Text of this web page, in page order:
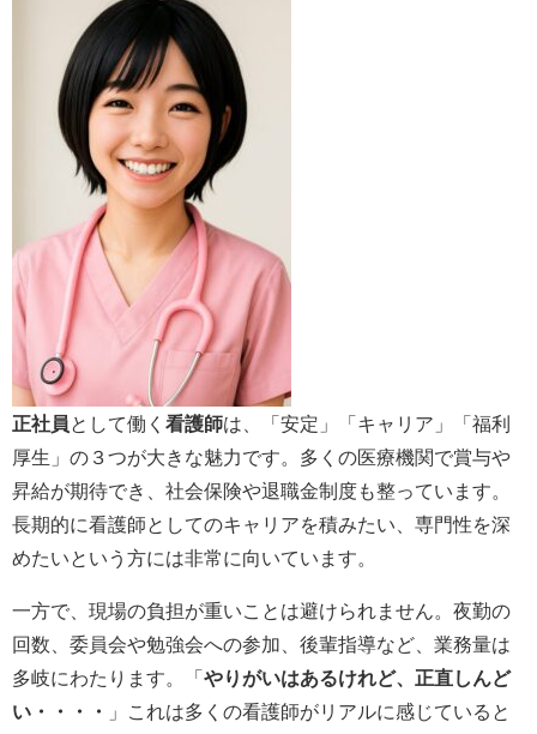
正社員 として働く 看護師は、「安定」「キャリア」「福利
厚生」の３つが大きな魅力です。多くの医療機関で賞与や
昇給が期待でき、社会保険や退職金制度も整っています。
長期的に看護師としてのキャリアを積みたい、専門性を深
めたいという方には非常に向いています。
一方で、現場の負担が重いことは避けられません。夜勤の
回数、委員会や勉強会への参加、後輩指導など、業務量は
多岐にわたります。「 やりがいはあるけれど、正直しんど
い・・・・
」これは多くの看護師がリアルに感じていると